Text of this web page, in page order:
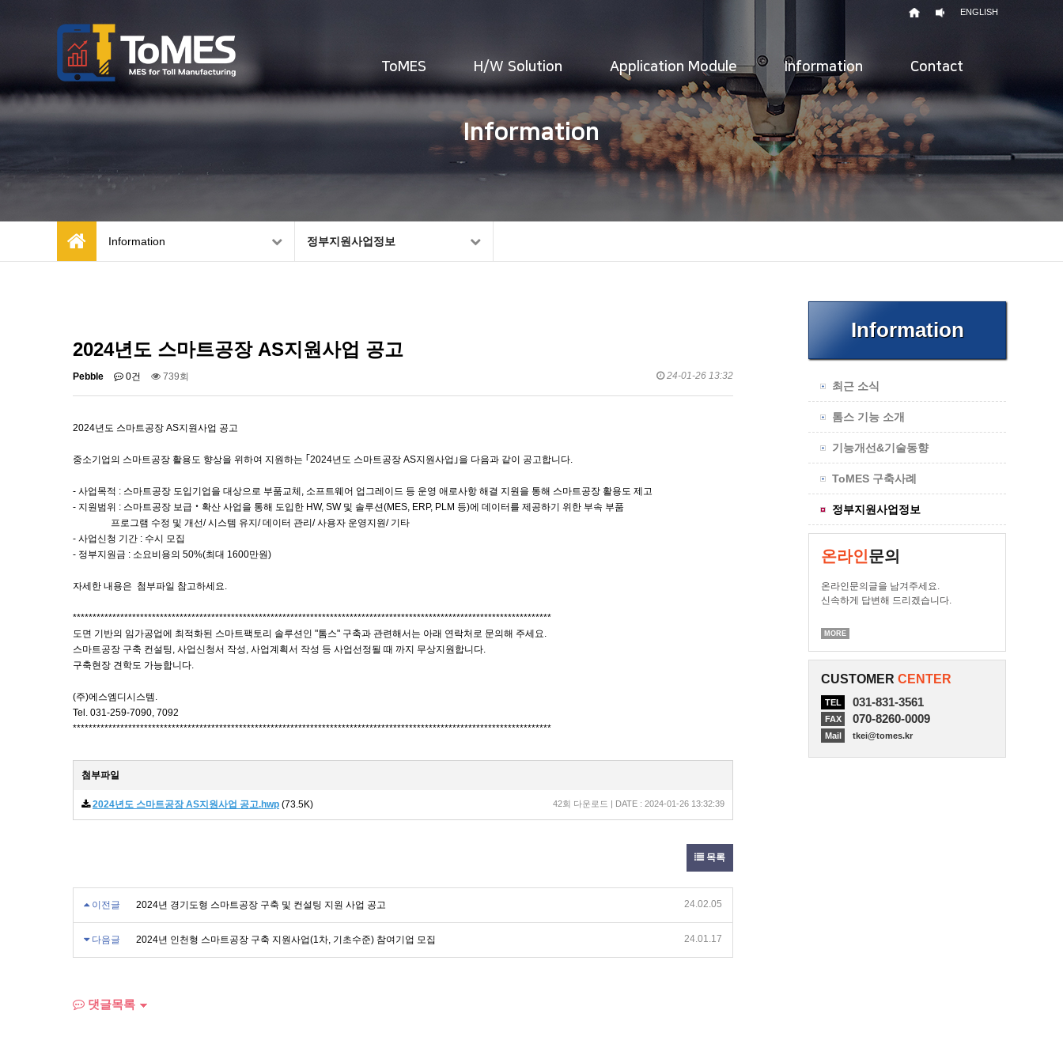
ENGLISH
ToMES H/W Solution Application Module Information Contact
Information
Information 정부지원사업정보
Information
최근 소식
톰스 기능 소개
기능개선&기술동향
ToMES 구축사례
정부지원사업정보
온라인문의
온라인문의글을 남겨주세요.
신속하게 답변해 드리겠습니다.
MORE
CUSTOMER CENTER
TEL 031-831-3561
FAX 070-8260-0009
Mail tkei@tomes.kr
2024년도 스마트공장 AS지원사업 공고
Pebble 0건 739회 24-01-26 13:32
2024년도 스마트공장 AS지원사업 공고
중소기업의 스마트공장 활용도 향상을 위하여 지원하는 ｢2024년도 스마트공장 AS지원사업｣을 다음과 같이 공고합니다.
- 사업목적 : 스마트공장 도입기업을 대상으로 부품교체, 소프트웨어 업그레이드 등 운영 애로사항 해결 지원을 통해 스마트공장 활용도 제고
- 지원범위 : 스마트공장 보급‧확산 사업을 통해 도입한 HW, SW 및 솔루션(MES, ERP, PLM 등)에 데이터를 제공하기 위한 부속 부품
프로그램 수정 및 개선/ 시스템 유지/ 데이터 관리/ 사용자 운영지원/ 기타
- 사업신청 기간 : 수시 모집
- 정부지원금 : 소요비용의 50%(최대 1600만원)
자세한 내용은 첨부파일 참고하세요.
*************************************************************************************************************************
도면 기반의 임가공업에 최적화된 스마트팩토리 솔루션인 "톰스" 구축과 관련해서는 아래 연락처로 문의해 주세요.
스마트공장 구축 컨설팅, 사업신청서 작성, 사업계획서 작성 등 사업선정될 때 까지 무상지원합니다.
구축현장 견학도 가능합니다.
(주)에스엠디시스템.
Tel. 031-259-7090, 7092
*************************************************************************************************************************
첨부파일
2024년도 스마트공장 AS지원사업 공고.hwp (73.5K) 42회 다운로드 | DATE : 2024-01-26 13:32:39
목록
이전글 2024년 경기도형 스마트공장 구축 및 컨설팅 지원 사업 공고 24.02.05
다음글 2024년 인천형 스마트공장 구축 지원사업(1차, 기초수준) 참여기업 모집 24.01.17
댓글목록